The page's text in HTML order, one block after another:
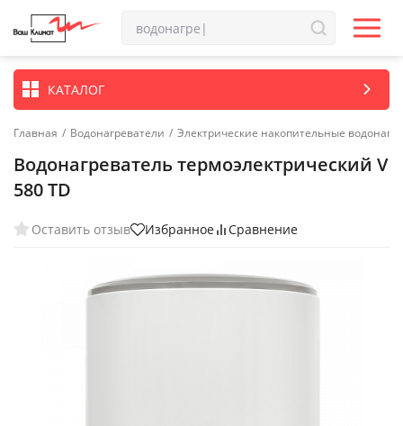
КАТАЛОГ
Главная / Водонагреватели / Электрические накопительные
Водонагреватель термоэлектрический V
580 TD
Оставить отзыв Избранное Сравнение